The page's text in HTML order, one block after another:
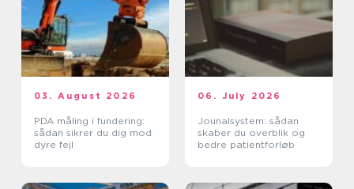
03. August 2026
PDA måling i fundering:
sådan sikrer du dig mod
dyre fejl
06. July 2026
Jounalsystem: sådan
skaber du overblik og
bedre patientforløb